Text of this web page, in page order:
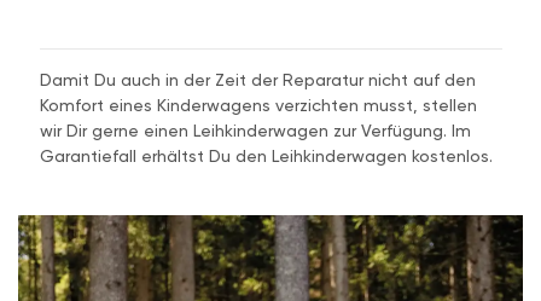
Damit Du auch in der Zeit der Reparatur nicht auf den
Komfort eines Kinderwagens verzichten musst, stellen
wir Dir gerne einen Leihkinderwagen zur Verfügung. Im
Garantiefall erhältst Du den Leihkinderwagen kostenlos.